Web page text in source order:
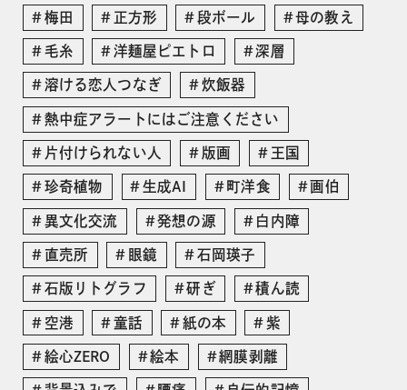
梅田 正方形 段ボール 母の教え
毛糸 洋麺屋ピエトロ 深層
溶ける恋人つなぎ 炊飯器
熱中症アラートにはご注意ください
片付けられない人 版画 王国
珍奇植物 生成AI 町洋食 画伯
異文化交流 発想の源 白内障
直売所 眼鏡 石岡瑛子
石版リトグラフ 研ぎ 積ん読
空港 童話 紙の本 紫
絵心ZERO 絵本 網膜剥離